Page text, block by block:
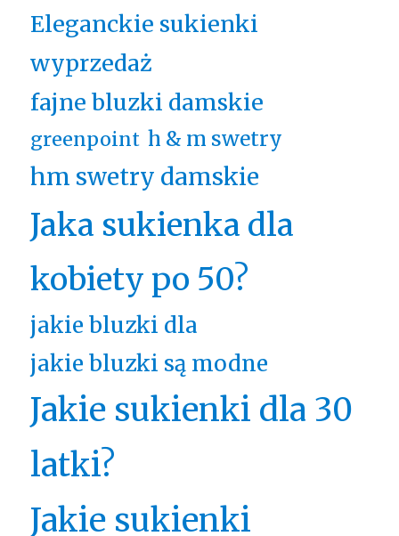
Eleganckie sukienki
wyprzedaż
fajne bluzki damskie
greenpoint h & m swetry
hm swetry damskie
Jaka sukienka dla
kobiety po 50?
jakie bluzki dla
jakie bluzki są modne
Jakie sukienki dla 30
latki?
Jakie sukienki